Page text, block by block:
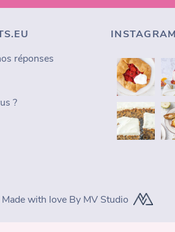
réponses
?
INSTAGRAM
Made with love By MV Studio